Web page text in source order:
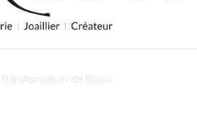
Transformation de Bijoux